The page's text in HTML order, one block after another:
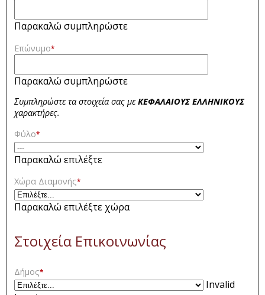
Παρακαλώ συμπληρώστε
Επώνυμο*
Παρακαλώ συμπληρώστε
Συμπληρώστε τα στοιχεία σας μεΚΕΦΑΛΑΙΟΥΣ ΕΛΛΗΝΙΚΟΥΣ
χαρακτήρες.
Φύλο*
Παρακαλώ επιλέξτε
Χώρα Διαμονής*
Παρακαλώ επιλέξτε χώρα
Στοιχεία Επικοινωνίας
Δήμος*
Invalid